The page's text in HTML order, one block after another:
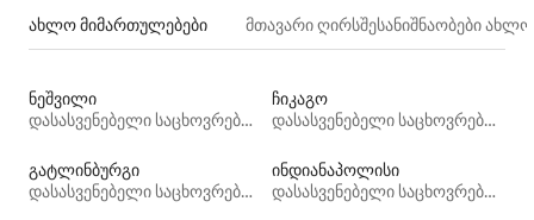
ახლო მიმართულებები მთავარი ღირსშესანიშნაობები
ნეშვილი
დასასვენებელი საცხოვრებლები
ჩიკაგო
დასასვენებელი საცხოვრებლები
გატლინბურგი
დასასვენებელი საცხოვრებლები
ინდიანაპოლისი
დასასვენებელი საცხოვრებლები